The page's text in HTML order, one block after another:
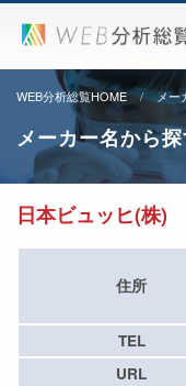
WEB分析総覧HOME メー
メーカー名から
日本ビュッヒ(株)
住所
TEL
URL